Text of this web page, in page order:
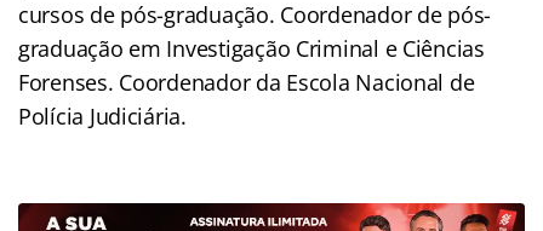
cursos de pós-graduação. Coordenador de pós-
graduação em Investigação Criminal e Ciências
Forenses. Coordenador da Escola Nacional de
Polícia Judiciária.